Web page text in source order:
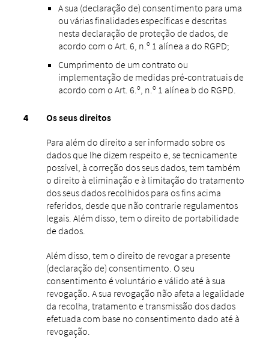
A sua (declaração de) consentimento para uma
ou várias finalidades específicas e descritas
nesta declaração de proteção de dados, de
acordo com o Art. 6, n.º 1 alínea a do RGPD;
Cumprimento de um contrato ou
implementação de medidas pré-contratuais de
acordo com o Art. 6.º, n.º 1 alínea b do RGPD.
Os seus direitos
Para além do direito a ser informado sobre os
dados que lhe dizem respeito e, se tecnicamente
possível, à correção dos seus dados, tem também
o direito à eliminação e à limitação do tratamento
dos seus dados recolhidos para os fins acima
referidos, desde que não contrarie regulamentos
legais. Além disso, tem o direito de portabilidade
de dados.
Além disso, tem o direito de revogar a presente
(declaração de) consentimento. O seu
consentimento é voluntário e válido até à sua
revogação. A sua revogação não afeta a legalidade
da recolha, tratamento e transmissão dos dados
efetuada com base no consentimento dado até à
revogação.